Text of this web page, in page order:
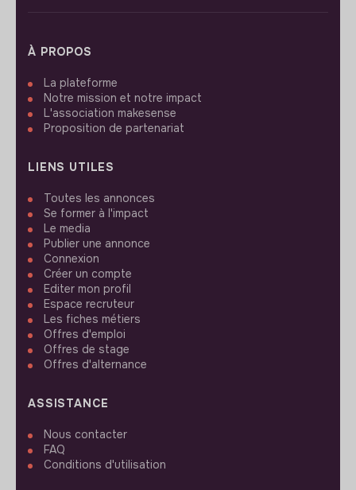
À PROPOS
La plateforme
Notre mission et notre impact
L'association makesense
Proposition de partenariat
LIENS UTILES
Toutes les annonces
Se former à l'impact
Le media
Publier une annonce
Connexion
Créer un compte
Editer mon profil
Espace recruteur
Les fiches métiers
Offres d'emploi
Offres de stage
Offres d'alternance
ASSISTANCE
Nous contacter
FAQ
Conditions d'utilisation